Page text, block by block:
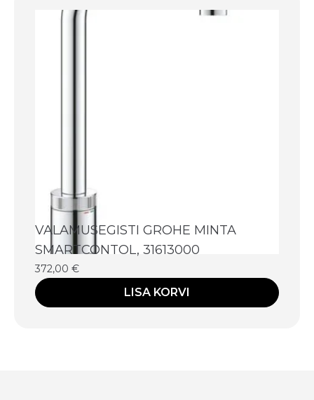
VALAMUSEGISTI GROHE MINTA
SMARTCONTOL, 31613000
372,00 €
LISA KORVI